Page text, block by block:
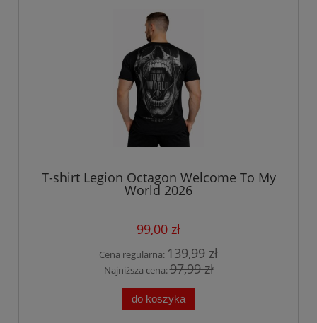
T-shirt Legion Octagon Welcome To My
World 2026
99,00 zł
Cena regularna:139,99 zł
Najniższa cena:97,99 zł
do koszyka